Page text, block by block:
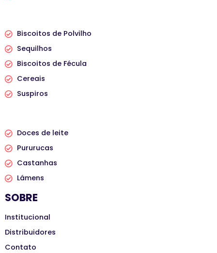
Biscoitos de Polvilho
Sequilhos
Biscoitos de Fécula
Cereais
Suspiros
Doces de leite
Pururucas
Castanhas
Lámens
SOBRE
Institucional
Distribuidores
Contato